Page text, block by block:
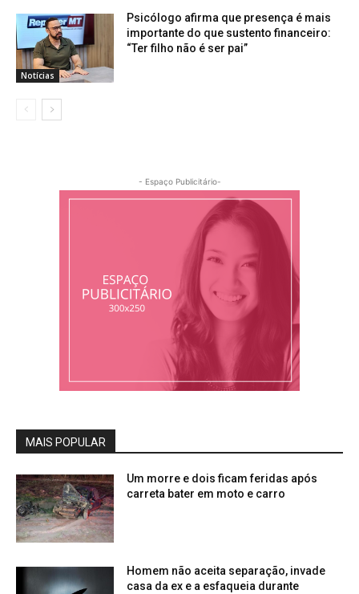
Notícias
Psicólogo afirma que presença é mais
importante do que sustento financeiro:
“Ter filho não é ser pai”
- Espaço Publicitário-
MAIS POPULAR
Um morre e dois ficam feridas após
carreta bater em moto e carro
Homem não aceita separação, invade
casa da ex e a esfaqueia durante